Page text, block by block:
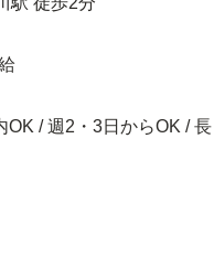
OK / 週2・3日からOK / 長